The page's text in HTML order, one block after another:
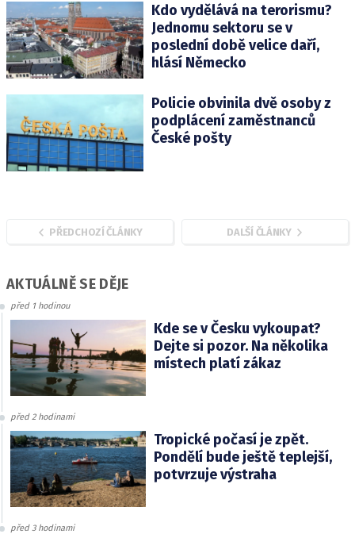
Kdo vydělává na terorismu?
Jednomu sektoru se v
poslední době velice daří,
hlásí Německo
Policie obvinila dvě osoby z
podplácení zaměstnanců
České pošty
PŘEDCHOZÍ ČLÁNKY DALŠÍ ČLÁNKY
AKTUÁLNĚ SE DĚJE
před 1 hodinou
Kde se v Česku vykoupat?
Dejte si pozor. Na několika
místech platí zákaz
před 2 hodinami
Tropické počasí je zpět.
Pondělí bude ještě teplejší,
potvrzuje výstraha
před 3 hodinami